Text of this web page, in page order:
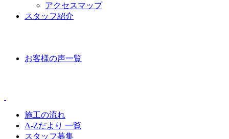
アクセスマップ
スタッフ紹介
お客様の声一覧
施工の流れ
A-Zだより 一覧
スタッフ募集